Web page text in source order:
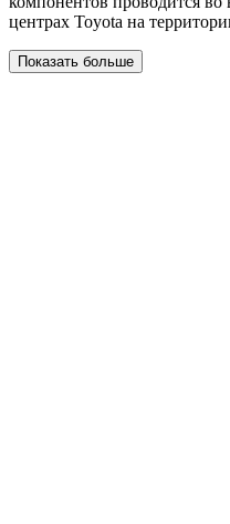
центрах Toyota на
Показать больше